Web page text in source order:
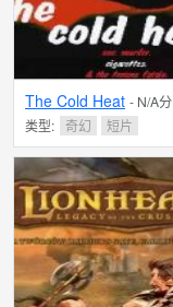
The Cold Heat - N/A分
类型: 奇幻 短片